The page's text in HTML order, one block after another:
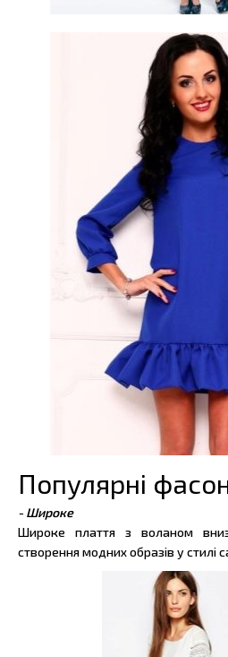
Популярні
- Широке
Широке плаття з воланом
створення модних образів у стилі